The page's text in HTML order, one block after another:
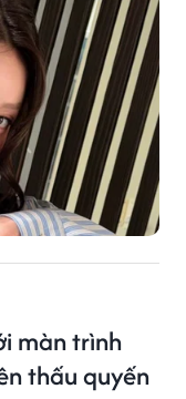
màn trình
thấu quyến